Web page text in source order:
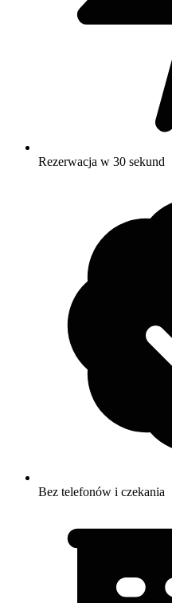
Rezerwacja w 30 sekund
Bez telefonów i czekania